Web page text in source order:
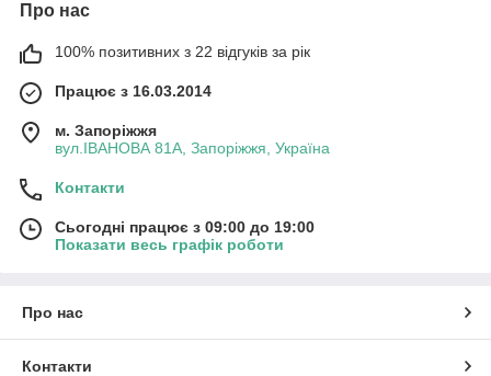
Про нас
100% позитивних з 22 відгуків за рік
Працює з 16.03.2014
м. Запоріжжя
вул.ІВАНОВА 81А, Запоріжжя, Україна
Контакти
Сьогодні працює з 09:00 до 19:00
Показати весь графік роботи
Про нас
Контакти